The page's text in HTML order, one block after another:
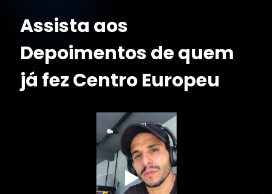
Assista aos
Depoimentos dequem
já fezCentro Europeu